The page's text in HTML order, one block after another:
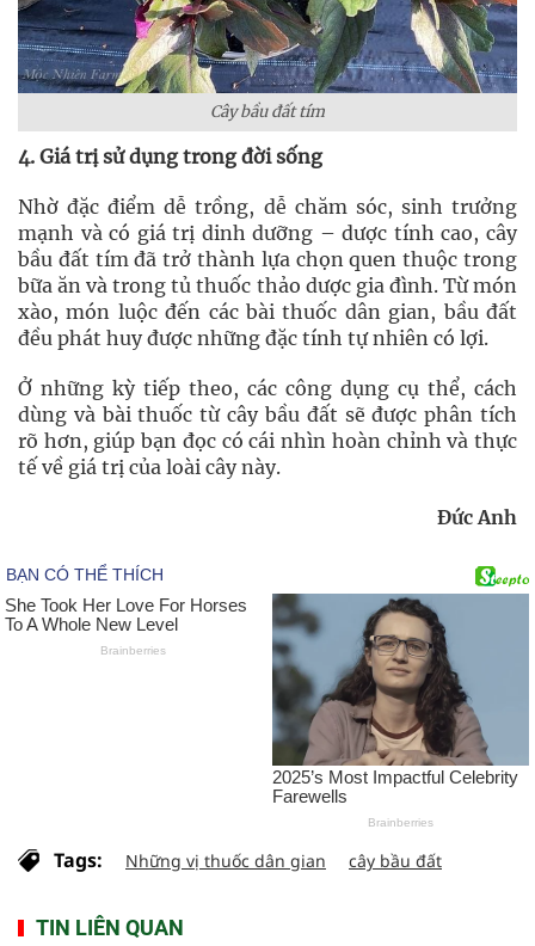
Cây bầu đất tím
4. Giá trị sử dụng trong đời sống
Nhờ đặc điểm dễ trồng, dễ chăm sóc, sinh trưởng
mạnh và có giá trị dinh dưỡng – dược tính cao, cây
bầu đất tím đã trở thành lựa chọn quen thuộc trong
bữa ăn và trong tủ thuốc thảo dược gia đình. Từ món
xào, món luộc đến các bài thuốc dân gian, bầu đất
đều phát huy được những đặc tính tự nhiên có lợi.
Ở những kỳ tiếp theo, các công dụng cụ thể, cách
dùng và bài thuốc từ cây bầu đất sẽ được phân tích
rõ hơn, giúp bạn đọc có cái nhìn hoàn chỉnh và thực
tế về giá trị của loài cây này.
Đức Anh
Tags: Những vị thuốc dân gian cây bầu đất
TIN LIÊN QUAN